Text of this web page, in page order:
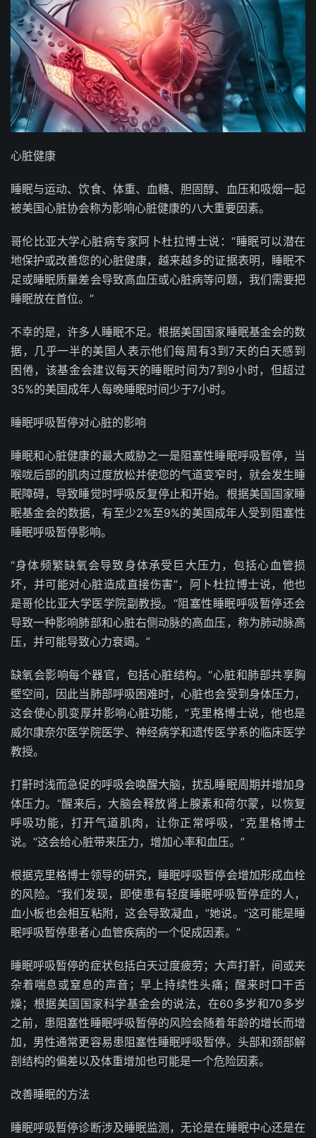
心脏健康
睡眠与运动、饮食、体重、血糖、胆固醇、血压和吸烟一起
被美国心脏协会称为影响心脏健康的八大重要因素。
哥伦比亚大学心脏病专家阿卜杜拉博士说：“睡眠可以潜在
地保护或改善您的心脏健康，越来越多的证据表明，睡眠不
足或睡眠质量差会导致高血压或心脏病等问题，我们需要把
睡眠放在首位。”
不幸的是，许多人睡眠不足。根据美国国家睡眠基金会的数
据，几乎一半的美国人表示他们每周有3到7天的白天感到
困倦，该基金会建议每天的睡眠时间为7到9小时，但超过
35%的美国成年人每晚睡眠时间少于7小时。
睡眠呼吸暂停对心脏的影响
睡眠和心脏健康的最大威胁之一是阻塞性睡眠呼吸暂停，当
喉咙后部的肌肉过度放松并使您的气道变窄时，就会发生睡
眠障碍，导致睡觉时呼吸反复停止和开始。根据美国国家睡
眠基金会的数据，有至少2%至9%的美国成年人受到阻塞性
睡眠呼吸暂停影响。
“身体频繁缺氧会导致身体承受巨大压力，包括心血管损
坏，并可能对心脏造成直接伤害”，阿卜杜拉博士说，他也
是哥伦比亚大学医学院副教授。“阻塞性睡眠呼吸暂停还会
导致一种影响肺部和心脏右侧动脉的高血压，称为肺动脉高
压，并可能导致心力衰竭。”
缺氧会影响每个器官，包括心脏结构。“心脏和肺部共享胸
壁空间，因此当肺部呼吸困难时，心脏也会受到身体压力，
这会使心肌变厚并影响心脏功能，”克里格博士说，他也是
威尔康奈尔医学院医学、神经病学和遗传医学系的临床医学
教授。
打鼾时浅而急促的呼吸会唤醒大脑，扰乱睡眠周期并增加身
体压力。“醒来后，大脑会释放肾上腺素和荷尔蒙，以恢复
呼吸功能，打开气道肌肉，让你正常呼吸，”克里格博士
说。“这会给心脏带来压力，增加心率和血压。”
根据克里格博士领导的研究，睡眠呼吸暂停会增加形成血栓
的风险。“我们发现，即使患有轻度睡眠呼吸暂停症的人，
血小板也会相互粘附，这会导致凝血，”她说。“这可能是睡
眠呼吸暂停患者心血管疾病的一个促成因素。”
睡眠呼吸暂停的症状包括白天过度疲劳；大声打鼾，间或夹
杂着喘息或窒息的声音；早上持续性头痛；醒来时口干舌
燥；根据美国国家科学基金会的说法，在60多岁和70多岁
之前，患阻塞性睡眠呼吸暂停的风险会随着年龄的增长而增
加，男性通常更容易患阻塞性睡眠呼吸暂停。头部和颈部解
剖结构的偏差以及体重增加也可能是一个危险因素。
改善睡眠的方法
睡眠呼吸暂停诊断涉及睡眠监测，无论是在睡眠中心还是在